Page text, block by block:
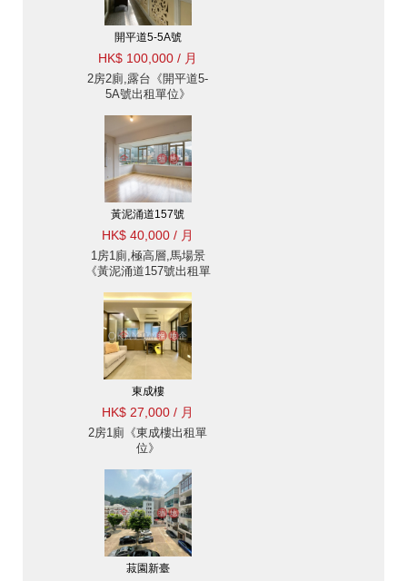
開平道5-5A號
HK$ 100,000 / 月
2房2廁,露台《開平道5-
5A號出租單位》
黃泥涌道157號
HK$ 40,000 / 月
1房1廁,極高層,馬場景
《黃泥涌道157號出租單
東成樓
HK$ 27,000 / 月
2房1廁《東成樓出租單
位》
菽園新臺